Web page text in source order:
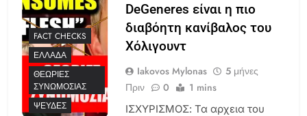
FACT CHECKS
ΕΛΛΆΔΑ
ΘΕΩΡΊΕΣ
ΣΥΝΩΜΟΣΊΑΣ
ΨΕΥΔΈΣ
DeGeneres είναι η πιο
διαβόητη κανίβαλος του
Χόλιγουντ
Iakovos Mylonas
5 μήνες
Πριν
0 1 mins
ΙΣΧΥΡΙΣΜΟΣ: Τα αρχεια του